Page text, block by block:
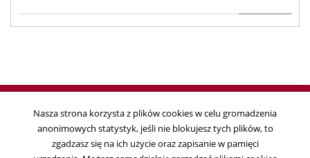
Copyright © 2018
Państwowa Komisja Wyborcza, ul. Wiejska 10, 00-902 Warszawa, tel. 22
Nasza strona korzysta z plików cookies w celu gromadzenia
anonimowych statystyk, jeśli nie blokujesz tych plików, to
zgadzasz się na ich użycie oraz zapisanie w pamięci